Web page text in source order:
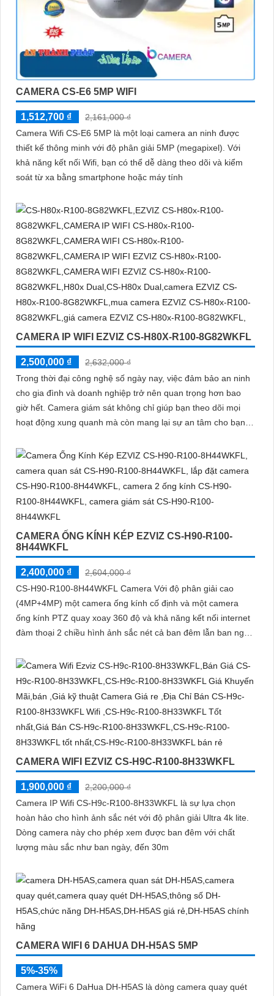
CAMERA CS-E6 5MP WIFI
1,512,700 ₫
2,161,000 ₫
Camera Wifi CS-E6 5MP là một loại camera an ninh được
thiết kế thông minh với độ phân giải 5MP (megapixel). Với
khả năng kết nối Wifi, bạn có thể dễ dàng theo dõi và kiểm
soát từ xa bằng smartphone hoặc máy tính
CAMERA IP WIFI EZVIZ CS-H80X-R100-8G82WKFL
2,500,000 ₫
2,632,000 ₫
Trong thời đại công nghệ số ngày nay, việc đảm bảo an ninh
cho gia đình và doanh nghiệp trở nên quan trọng hơn bao
giờ hết. Camera giám sát không chỉ giúp bạn theo dõi mọi
hoạt động xung quanh mà còn mang lại sự an tâm cho bạn
CAMERA ỐNG KÍNH KÉP EZVIZ CS-H90-R100-
8H44WKFL
2,400,000 ₫
2,604,000 ₫
CS-H90-R100-8H44WKFL Camera Với độ phân giải cao
(4MP+4MP) một camera ống kính cố định và một camera
ống kính PTZ quay xoay 360 độ và khả năng kết nối internet
đàm thoại 2 chiều hình ảnh sắc nét cả ban đêm lẫn ban ngày
Camera an ninh không dây CS-H90-R100-8H44WKFL mang
đến sự an toàn và tiện lợi.
CAMERA WIFI EZVIZ CS-H9C-R100-8H33WKFL
1,900,000 ₫
2,200,000 ₫
Camera IP Wifi CS-H9c-R100-8H33WKFL là sự lựa chọn
hoàn hảo cho hình ảnh sắc nét với độ phân giải Ultra 4k lite.
Dòng camera này cho phép xem được ban đêm với chất
lượng màu sắc như ban ngày, đến 30m
CAMERA WIFI 6 DAHUA DH-H5AS 5MP
5%-35%
Camera WiFi 6 DaHua DH-H5AS là dòng camera quay quét